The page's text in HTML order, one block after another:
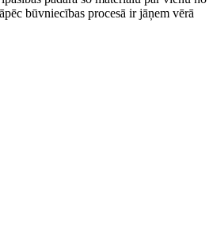
būvniecības procesā ir jāņem vērā